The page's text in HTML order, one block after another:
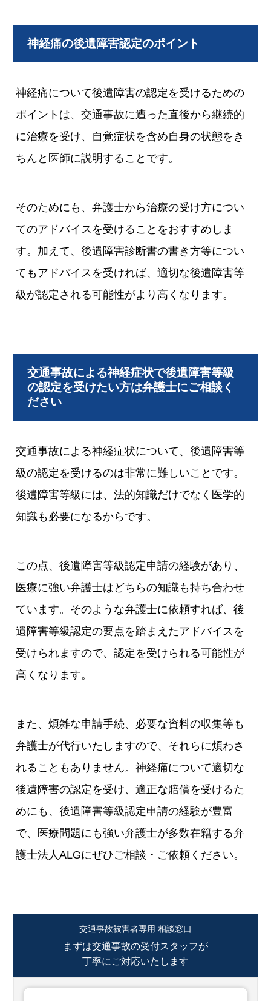
神経痛の後遺障害認定のポイント
神経痛について後遺障害の認定を受けるための
ポイントは、交通事故に遭った直後から継続的
に治療を受け、自覚症状を含め自身の状態をき
ちんと医師に説明することです。
そのためにも、弁護士から治療の受け方につい
てのアドバイスを受けることをおすすめしま
す。加えて、後遺障害診断書の書き方等につい
てもアドバイスを受ければ、適切な後遺障害等
級が認定される可能性がより高くなります。
交通事故による神経症状で後遺障害等級
の認定を受けたい方は弁護士にご相談く
ださい
交通事故による神経症状について、後遺障害等
級の認定を受けるのは非常に難しいことです。
後遺障害等級には、法的知識だけでなく医学的
知識も必要になるからです。
この点、後遺障害等級認定申請の経験があり、
医療に強い弁護士はどちらの知識も持ち合わせ
ています。そのような弁護士に依頼すれば、後
遺障害等級認定の要点を踏まえたアドバイスを
受けられますので、認定を受けられる可能性が
高くなります。
また、煩雑な申請手続、必要な資料の収集等も
弁護士が代行いたしますので、それらに煩わさ
れることもありません。神経痛について適切な
後遺障害の認定を受け、適正な賠償を受けるた
めにも、後遺障害等級認定申請の経験が豊富
で、医療問題にも強い弁護士が多数在籍する弁
護士法人ALGにぜひご相談・ご依頼ください。
交通事故被害者専用 相談窓口
まずは交通事故の受付スタッフが
丁寧にご対応いたします